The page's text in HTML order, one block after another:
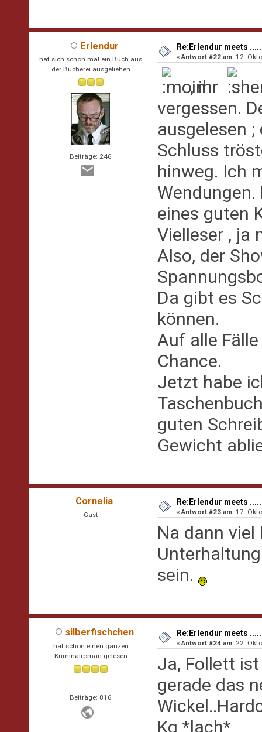
Erlendur
hat sich schon mal ein Buch aus
der Bücherei ausgeliehen
Beiträge: 246
Re:Erlendur meets .....
«Antwort #22 am: 12.
, ihr
vergessen.
ausgelesen
Schluss
hinweg. Ich
eines guten
Vielleser , ja
Also, der
Da gibt es
können.
Auf alle
Chance.
Jetzt habe
guten
Gewicht
Cornelia
Gast
Re:Erlendur meets .....
«Antwort #23 am: 17.
Na dann viel
sein.
silberfischchen
hat schon einen ganzen
Kriminalroman gelesen
Beiträge: 816
Re:Erlendur meets .....
«Antwort #24 am: 22.
Ja, Follett
gerade das
Kg *lach*